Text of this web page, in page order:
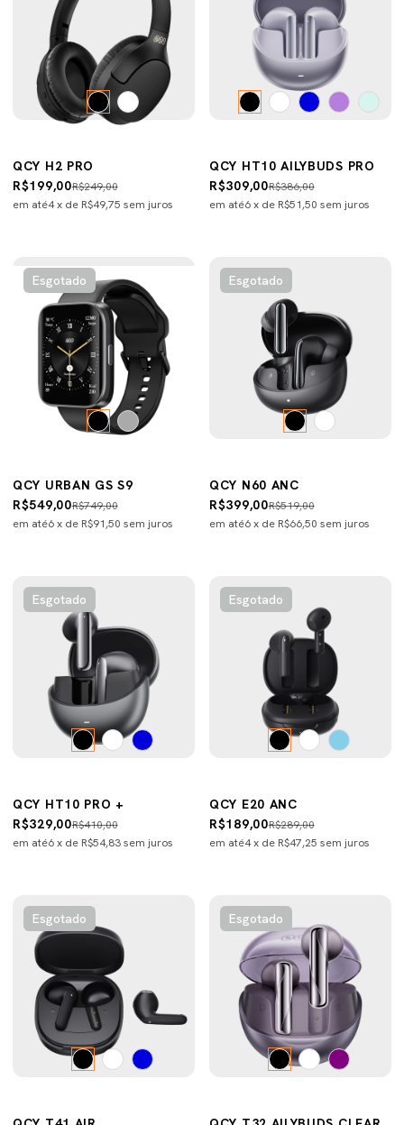
QCY H2 PRO
R$249,00
R$199,00
em até4x de R$49,75 sem juros
QCY HT10 AILYBUDS PRO
R$386,00
R$309,00
em até6x de R$51,50 sem juros
Esgotado
QCY URBAN GS S9
R$749,00
R$549,00
em até6x de R$91,50 sem juros
Esgotado
QCY N60 ANC
R$519,00
R$399,00
em até6x de R$66,50 sem juros
Esgotado
QCY HT10 PRO +
R$410,00
R$329,00
em até6x de R$54,83sem juros
Esgotado
QCY E20 ANC
R$289,00
R$189,00
em até4x de R$47,25 sem juros
Esgotado Esgotado